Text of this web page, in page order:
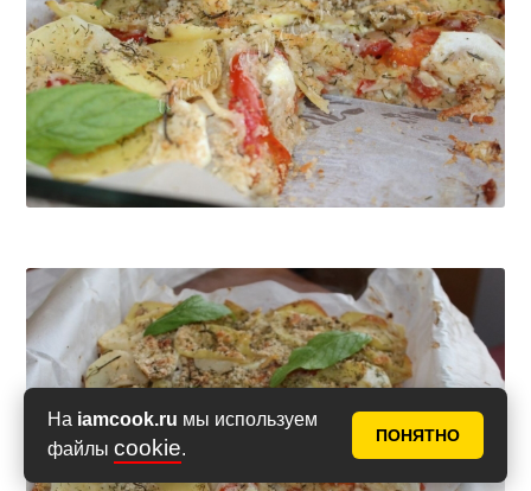
На iamcook.ru мы используем
файлы cookie.
ПОНЯТНО